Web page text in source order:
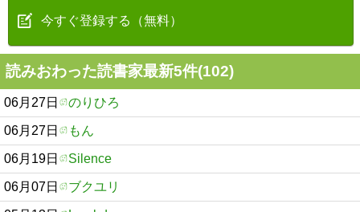
今すぐ登録する（無料）
読みおわった読書家最新5件(102)
06月27日 のりひろ
06月27日 もん
06月19日 Silence
06月07日 ブクユリ